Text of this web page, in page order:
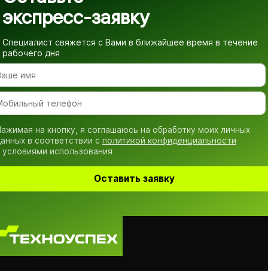
экспресс-заявку
Специалист свяжется с Вами в ближайшее время в течение
рабочего дня
на кнопку, я соглашаюсь на обработку моих личных
в соответствии с политикой конфиденциальности
условиями использования
Оставить заявку